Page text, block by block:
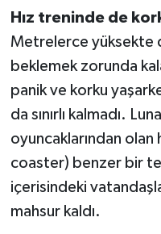
Hız treninde de
Metrelerce yüksekte
beklemek zorunda
panik ve korku
da sınırlı kalmadı.
oyuncaklarından
coaster) benzer bir
içerisindeki
mahsur kaldı.